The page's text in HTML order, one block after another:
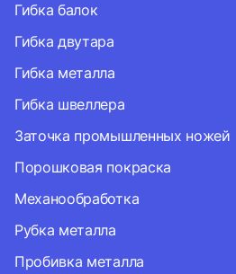
Гибка балок
Гибка двутара
Гибка металла
Гибка швеллера
Заточка промышленных ножей
Порошковая покраска
Механообработка
Рубка металла
Пробивка металла